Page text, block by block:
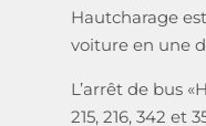
Hautcharage
voiture en une
L’arrêt de bus
215, 216, 342 et